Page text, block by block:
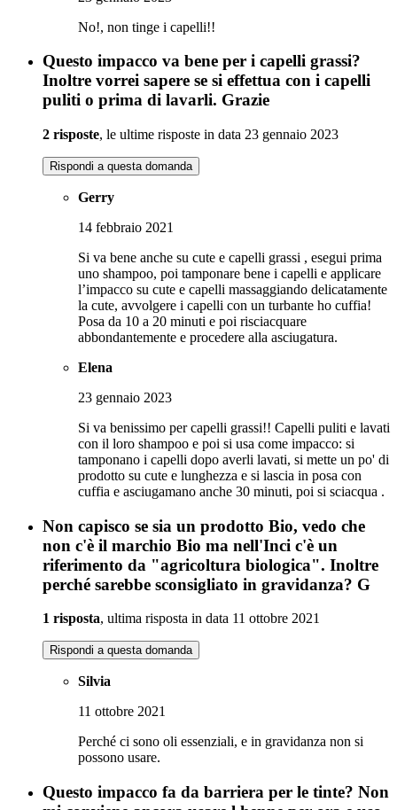
No!, non tinge i capelli!!
Questo impacco va bene per i capelli grassi?
Inoltre vorrei sapere se si effettua con i capelli
puliti o prima di lavarli. Grazie
2 risposte, le ultime risposte in data 23 gennaio 2023
Rispondi a questa domanda
Gerry
14 febbraio 2021
Si va bene anche su cute e capelli grassi , esegui prima
uno shampoo, poi tamponare bene i capelli e applicare
l’impacco su cute e capelli massaggiando delicatamente
la cute, avvolgere i capelli con un turbante ho cuffia!
Posa da 10 a 20 minuti e poi risciacquare
abbondantemente e procedere alla asciugatura.
Elena
23 gennaio 2023
Si va benissimo per capelli grassi!! Capelli puliti e lavati
con il loro shampoo e poi si usa come impacco: si
tamponano i capelli dopo averli lavati, si mette un po' di
prodotto su cute e lunghezza e si lascia in posa con
cuffia e asciugamano anche 30 minuti, poi si sciacqua .
Non capisco se sia un prodotto Bio, vedo che
non c'è il marchio Bio ma nell'Inci c'è un
riferimento da "agricoltura biologica". Inoltre
perché sarebbe sconsigliato in gravidanza? G
1 risposta, ultima risposta in data 11 ottobre 2021
Rispondi a questa domanda
Silvia
11 ottobre 2021
Perché ci sono oli essenziali, e in gravidanza non si
possono usare.
Questo impacco fa da barriera per le tinte? Non